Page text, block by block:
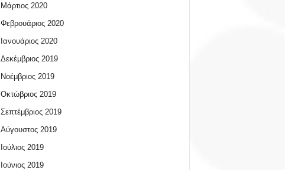
Μάρτιος 2020
Φεβρουάριος 2020
Ιανουάριος 2020
Δεκέμβριος 2019
Νοέμβριος 2019
Οκτώβριος 2019
Σεπτέμβριος 2019
Αύγουστος 2019
Ιούλιος 2019
Ιούνιος 2019